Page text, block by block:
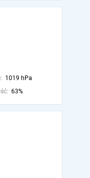
1019 hPa
63%